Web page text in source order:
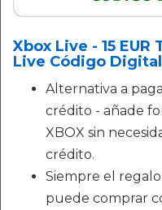
Xbox Live - 15
Live Código
Alternativa a
crédito - añade
XBOX sin
crédito.
Siempre el
puede comprar